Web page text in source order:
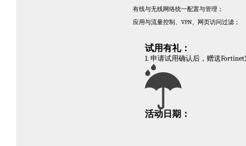
有线与无线网络统一配置与管理；
应用与流量控制、VPN、网页访问过滤；
试用有礼：
1. 申请试用确认后，赠送Fortinet
活动日期：